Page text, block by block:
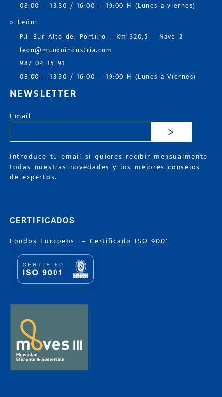
08:00 – 13:30 / 16:00 – 19:00 H (Lunes a viernes)
> León:
P.I. Sur Alto del Portillo – Km 320,5 – Nave 2
leon@mundoindustria.com
987 04 15 91
08:00 – 13:30 / 16:00 – 19:00 H (Lunes a Viernes)
NEWSLETTER
Email
>
Introduce tu email si quieres recibir mensualmente
todas nuestras novedades y los mejores consejos
de expertos.
CERTIFICADOS
Fondos Europeos –Certificado ISO 9001